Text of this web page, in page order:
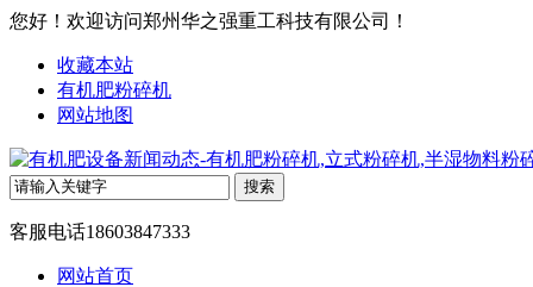
您好！欢迎访问郑州华之强重工科技有限公司！
收藏本站
有机肥粉碎机
网站地图
客服电话18603847333
网站首页